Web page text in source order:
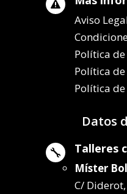

Aviso
Política
Política
Política
Datos
 Talleres
Míster
C/